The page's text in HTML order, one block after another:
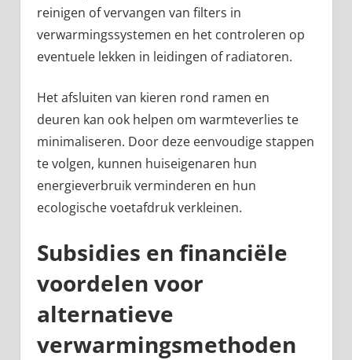
reinigen of vervangen van filters in
verwarmingssystemen en het controleren op
eventuele lekken in leidingen of radiatoren.
Het afsluiten van kieren rond ramen en
deuren kan ook helpen om warmteverlies te
minimaliseren. Door deze eenvoudige stappen
te volgen, kunnen huiseigenaren hun
energieverbruik verminderen en hun
ecologische voetafdruk verkleinen.
Subsidies en financiële
voordelen voor
alternatieve
verwarmingsmethoden